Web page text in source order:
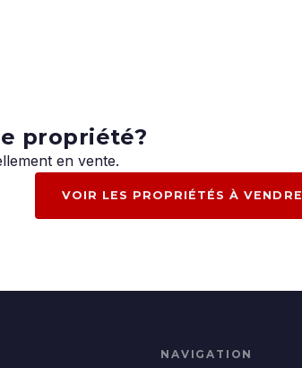
propriété?
en vente.
VOIR LES PROPRIÉTÉS À VENDRE
NAVIGATION